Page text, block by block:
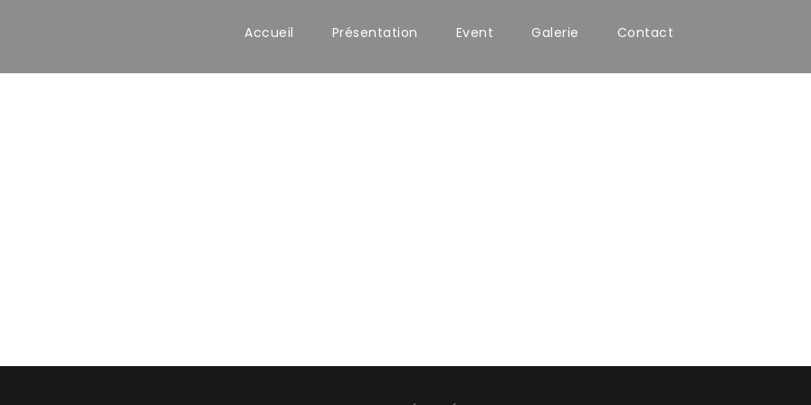
Accueil Présentation Event Galerie Contact